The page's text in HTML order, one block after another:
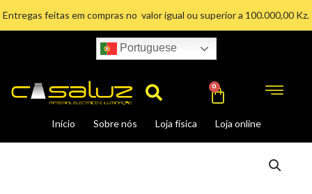
Entregas feitas em compras no valor igual ou superior a 100.000,00 Kz.
Portuguese
Search
Início Sobre nós Loja física Loja online
0 Cart